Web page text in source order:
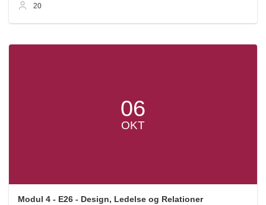
20
06
OKT
Modul 4 - E26 - Design, Ledelse og Relationer